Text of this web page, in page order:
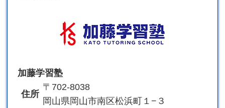
加藤学習塾
住所
〒702-8038
岡山県岡山市南区松浜町１−３